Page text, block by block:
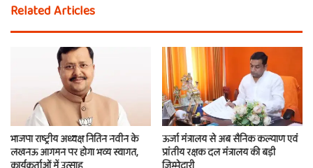
Related Articles
भाजपा राष्ट्रीय अध्यक्ष नितिन नवीन के
लखनऊ आगमन पर होगा भव्य स्वागत,
ऊर्जा मंत्रालय से अब सैनिक कल्याण एवं
प्रांतीय रक्षक दल मंत्रालय की बड़ी